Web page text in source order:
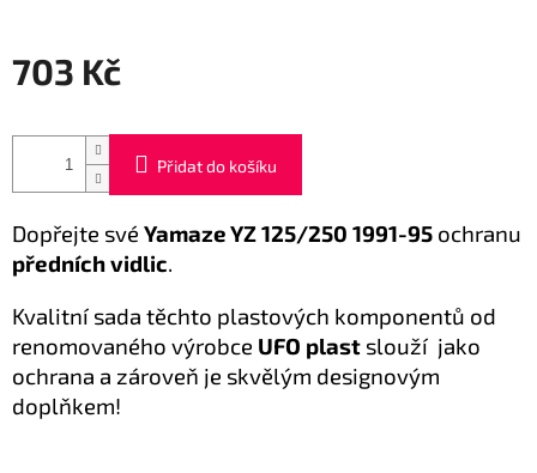
703 Kč
cena:
Přidat do košíku
Dopřejte své Yamaze YZ125/250 1991-95 ochranu
předních vidlic.
Kvalitní sada těchto plastových komponentů od
renomovaného výrobce UFO plast slouží jako
ochrana a zároveň je skvělým designovým
doplňkem!